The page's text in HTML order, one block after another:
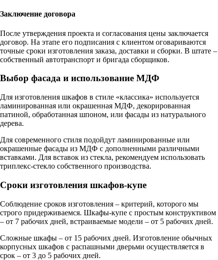
Заключение договора
После утверждения проекта и согласования цены заключается
договор. На этапе его подписания с клиентом оговариваются
точные сроки изготовления заказа, доставки и сборки. В штате –
собственный автотранспорт и бригада сборщиков.
Выбор фасада и использование МДФ
Для изготовления шкафов в стиле «классика» используется
ламинированная или окрашенная МДФ, декорированная
патиной, обработанная шпоном, или фасады из натурального
дерева.
Для современного стиля подойдут ламинированные или
окрашенные фасады из МДФ с дополненными различными
вставками. Для вставок из стекла, рекомендуем использовать
триплекс-стекло собственного производства.
Сроки изготовления шкафов-купе
Соблюдение сроков изготовления – критерий, которого мы
строго придерживаемся. Шкафы-купе с простым конструктивом
– от 7 рабочих дней, встраиваемые модели – от 5 рабочих дней.
Сложные шкафы – от 15 рабочих дней. Изготовление обычных
корпусных шкафов с распашными дверьми осуществляется в
срок – от 3 до 5 рабочих дней.